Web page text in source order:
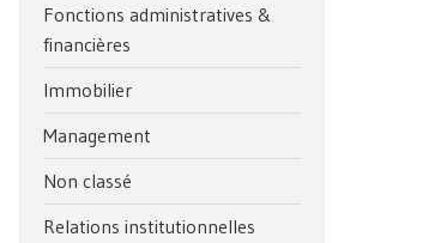
Fonctions administratives &
financières
Immobilier
Management
Non classé
Relations institutionnelles